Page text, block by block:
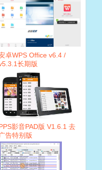
卓WPS Office v6.4 /
长期版
影音PAD版 V1.6.1 去
广告特别版